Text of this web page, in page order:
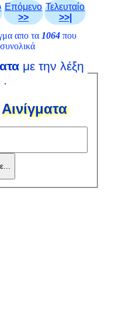
Επόμενο
>>
Τελευταίο
>>|
απο τα 1064 που
με την λέξη
.